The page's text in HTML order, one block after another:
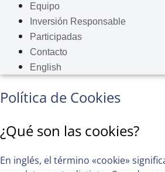
Equipo
Inversión Responsable
Participadas
Contacto
English
Política de Cookies
¿Qué son las cookies?
En inglés, el término «cookie»